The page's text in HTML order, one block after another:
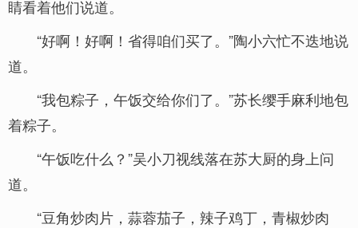
睛看着他们说道。
“好啊！好啊！省得咱们买了。”陶小六忙不迭地说
道。
“我包粽子，午饭交给你们了。”苏长缨手麻利地包
着粽子。
“午饭吃什么？”吴小刀视线落在苏大厨的身上问
道。
“豆角炒肉片，蒜蓉茄子，辣子鸡丁，青椒炒肉